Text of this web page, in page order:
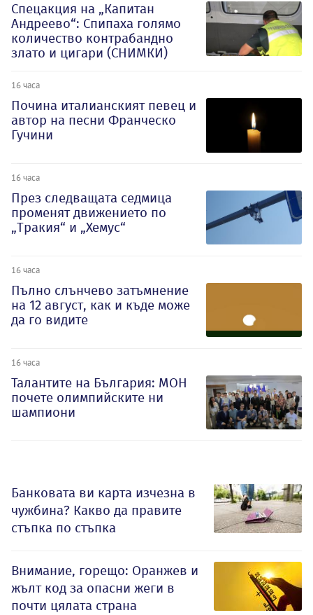
Спецакция на „Капитан
Андреево“: Спипаха голямо
количество контрабандно
злато и цигари (СНИМКИ)
16 часа
Почина италианският певец и
автор на песни Франческо
Гучини
16 часа
През следващата седмица
променят движението по
„Тракия“ и „Хемус“
16 часа
Пълно слънчево затъмнение
на 12 август, как и къде може
да го видите
16 часа
Талантите на България: МОН
почете олимпийските ни
шампиони
Банковата ви карта изчезна в
чужбина? Какво да правите
стъпка по стъпка
Внимание, горещо: Оранжев и
жълт код за опасни жеги в
почти цялата страна